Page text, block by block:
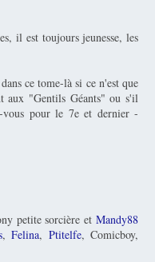
il est toujours jeunesse, les
ce tome-là si ce n'est que
aux "Gentils Géants" ou s'il
pour le 7e et dernier -
petite sorcière et Mandy88
, Felina, Ptitelfe, Comicboy,